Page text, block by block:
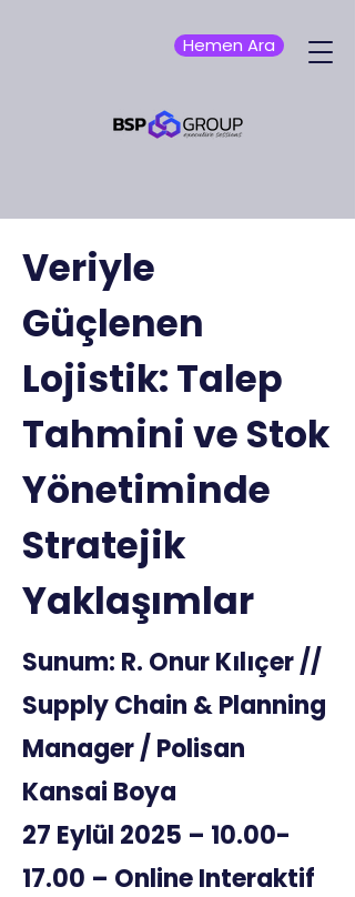
Hemen Ara
Veriyle
Güçlenen
Lojistik: Talep
Tahmini ve Stok
Yönetiminde
Stratejik
Yaklaşımlar
Sunum: R. Onur Kılıçer //
Supply Chain & Planning
Manager / Polisan
Kansai Boya
27 Eylül 2025 – 10.00-
17.00 – Online Interaktif